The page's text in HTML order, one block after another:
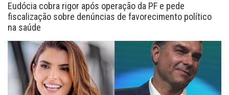
Eudócia cobra rigor após operação da PF e pede
fiscalização sobre denúncias de favorecimento político
na saúde